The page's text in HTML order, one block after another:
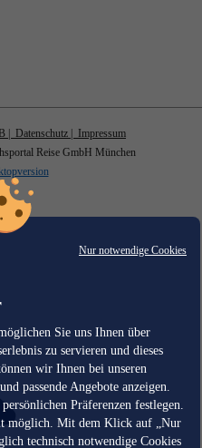
Nur notwendige Cookies
Sie uns Ihnen über
zu servieren und dieses
wir Ihnen bei unseren
passende Angebote anzeigen.
Präferenzen festlegen.
möglich. Mit dem Klick auf „Nur
technisch notwendige Cookies
| Datenschutz
| Impressum
Reise GmbH München